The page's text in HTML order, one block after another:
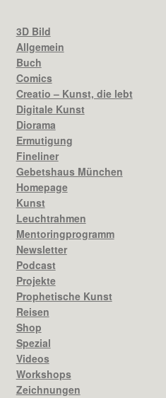
3D Bild
Allgemein
Buch
Comics
Creatio – Kunst, die lebt
Digitale Kunst
Diorama
Ermutigung
Fineliner
Gebetshaus München
Homepage
Kunst
Leuchtrahmen
Mentoringprogramm
Newsletter
Podcast
Projekte
Prophetische Kunst
Reisen
Shop
Spezial
Videos
Workshops
Zeichnungen